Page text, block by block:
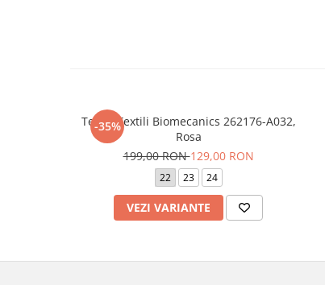
-35%
Tenisi Textili Biomecanics 262176-A032,
Rosa
199,00 RON129,00 RON
22 23 24
VEZI VARIANTE